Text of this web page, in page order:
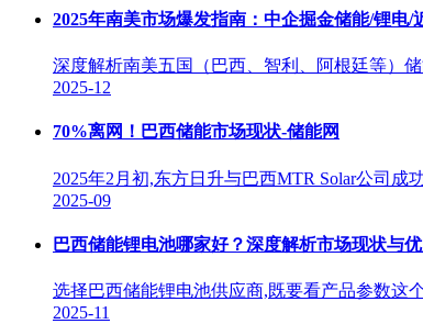
2025年南美市场爆发指南：中企掘金储能/锂电/
深度解析南美五国（巴西、智利、阿根廷等）
2025-12
70%离网！巴西储能市场现状-储能网
2025年2月初,东方日升与巴西MTR Solar公司
2025-09
巴西储能锂电池哪家好？深度解析市场现状与
选择巴西储能锂电池供应商,既要看产品参数这
2025-11